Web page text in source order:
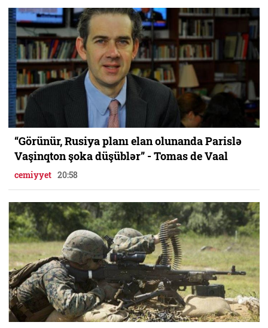
“Görünür, Rusiya planı elan olunanda Parislə
Vaşinqton şoka düşüblər” - Tomas de Vaal
cemiyyet 20:58